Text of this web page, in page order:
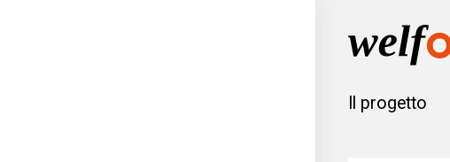
Il progetto